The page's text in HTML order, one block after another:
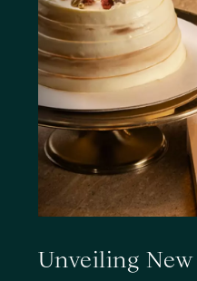
Unveiling New